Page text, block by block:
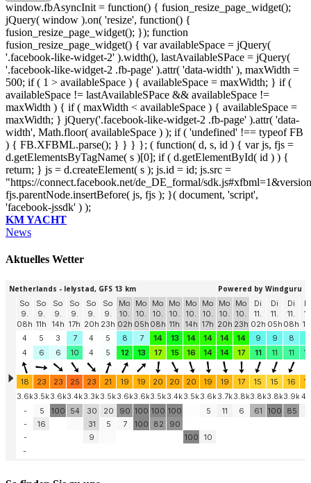
window.fbAsyncInit = function() { fusion_resize_page_widget();
jQuery( window ).on( 'resize', function() {
fusion_resize_page_widget(); }); function
fusion_resize_page_widget() { var availableSpace = jQuery(
'.facebook-like-widget-2' ).width(), lastAvailableSPace = jQuery(
'.facebook-like-widget-2 .fb-page' ).attr( 'data-width' ), maxWidth =
500; if ( 1 > availableSpace ) { availableSpace = maxWidth; } if (
availableSpace != lastAvailableSPace && availableSpace !=
maxWidth ) { if ( maxWidth < availableSpace ) { availableSpace =
maxWidth; } jQuery('.facebook-like-widget-2 .fb-page' ).attr( 'data-
width', Math.floor( availableSpace ) ); if ( 'undefined' !== typeof FB
) { FB.XFBML.parse(); } } } }; ( function( d, s, id ) { var js, fjs =
d.getElementsByTagName( s )[0]; if ( d.getElementById( id ) ) {
return; } js = d.createElement( s ); js.id = id; js.src =
"https://connect.facebook.net/de_DE_formal/
fjs.parentNode.insertBefore( js, fjs ); }( document, 'script',
'facebook-jssdk' ) );
KM YACHT
News
Aktuelles Wetter